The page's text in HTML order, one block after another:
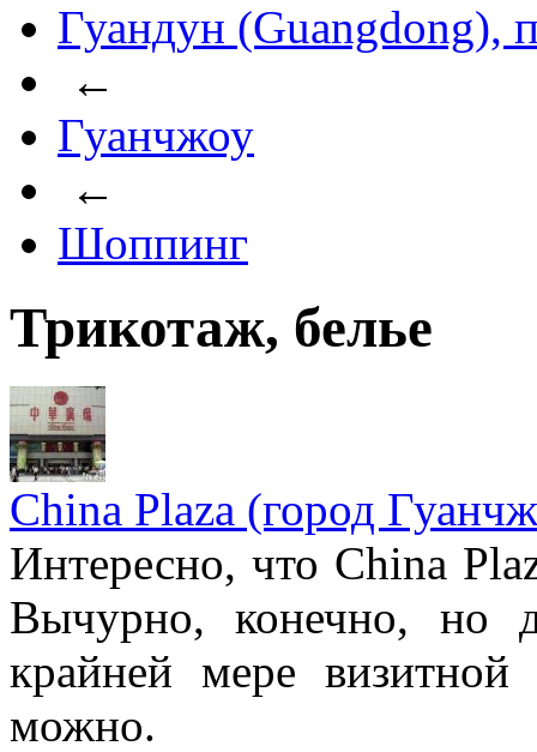
Гуандун (Guangdong),
←
Гуанчжоу
←
Шоппинг
Трикотаж, белье
China Plaza (город
Интересно, что China
Вычурно, конечно, но
крайней мере визитной
можно.